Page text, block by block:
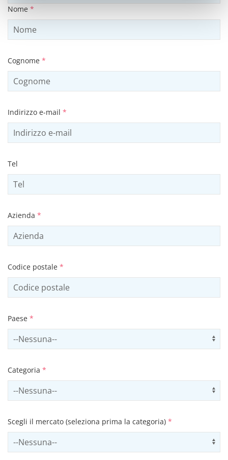
Nome *
Cognome *
Indirizzo e-mail *
Tel
Azienda *
Codice postale *
Paese *
Select country
Categoria *
Select contactCategory
Scegli il mercato (seleziona prima la categoria) *
Select sector